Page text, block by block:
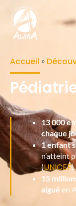
Accueil »
13 000
chaque
1 enfant
n’atteint
(UNICEF).
15
aiguë en